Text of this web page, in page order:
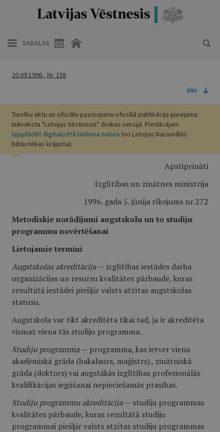
SADAĻAS
20.09.1996., Nr. 158
RĪKI
Tiesību aktu un oficiālo paziņojumu oficiālā publikācija pieejama
laikraksta "Latvijas Vēstnesis" drukas versijā. Piedāvājam
lejuplādēt digitalizētā laidiena saturu (no Latvijas Nacionālās
bibliotēkas krājuma).
Apstiprināti
Izglītības un zinātnes ministrija
1996. gada 5. jūnija rīkojums nr.272
Metodiskie norādījumi augstskolu un to studiju
programmu novērtēšanai
Lietojamie termini
Augstskolas akreditācija— izglītības iestādes darba
organizācijas un resursu kvalitātes pārbaude, kuras
rezultātā iestādei piešķir valsts atzītas augstskolas
statusu.
Augstskola var tikt akreditēta tikai tad, ja ir akreditēta
vismaz viena tās studiju programma.
Studiju programma— programma, kas ietver viena
akadēmiskā grāda (bakalaurs, maģistrs) , zinātniskā
grāda (doktors) vai augstākās izglītības profesionālās
kvalifikācijas iegūšanai nepieciešamās prasības.
Studiju programmu akreditācija— studiju programmas
kvalitātes pārbaude, kuras rezultātā studiju
programmai piešķir valsts atzītas studiju programmas